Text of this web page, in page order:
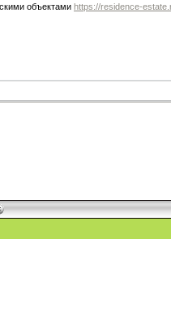
объектами https://residence-